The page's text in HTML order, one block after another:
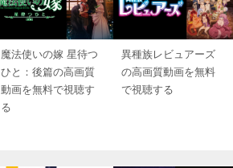
魔法使いの嫁 星待つ
ひと：後篇の高画質
動画を無料で視聴す
る
異種族レビュアーズ
の高画質動画を無料
で視聴する